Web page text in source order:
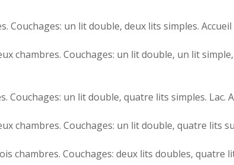
Couchages: un lit double, deux lits simples.
chambres. Couchages: un lit double, un lit
Couchages: un lit double, quatre lits simples. Lac.
chambres. Couchages: un lit double, quatre lits
chambres. Couchages: deux lits doubles, quatre